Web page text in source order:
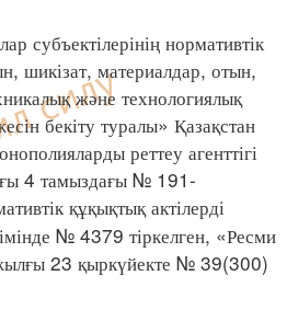
субъектілерінің нормативтік
шикізат, материалдар, отын,
және технологиялық
бекіту туралы» Қазақстан
реттеу агенттігі
4 тамыздағы № 191-
құқықтық актілерді
№ 4379 тіркелген, «Ресми
23 қыркүйекте № 39(300)